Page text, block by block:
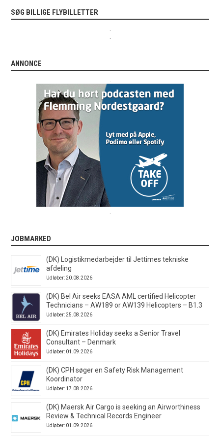
SØG BILLIGE FLYBILLETTER
ANNONCE
JOBMARKED
(DK) Logistikmedarbejder til Jettimes tekniske
afdeling
Udløber: 20.08.2026
(DK) Bel Air seeks EASA AML certified Helicopter
Technicians – AW189 or AW139 Helicopters – B1.3
Udløber: 25.08.2026
(DK) Emirates Holiday seeks a Senior Travel
Consultant – Denmark
Udløber: 01.09.2026
(DK) CPH søger en Safety Risk Management
Koordinator
Udløber: 17.08.2026
(DK) Maersk Air Cargo is seeking an Airworthiness
Review & Technical Records Engineer
Udløber: 01.09.2026